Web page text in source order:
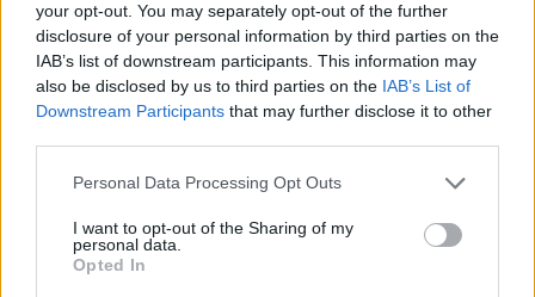
your opt-out. You may separately opt-out of the further
disclosure of your personal information by third parties on the
IAB’s list of downstream participants. This information may
also be disclosed by us to third parties on the IAB’s List of
Downstream Participants that may further disclose it to other
Personal Data Processing Opt Outs
I want to opt-out of the Sharing of my
personal data.
Opted In